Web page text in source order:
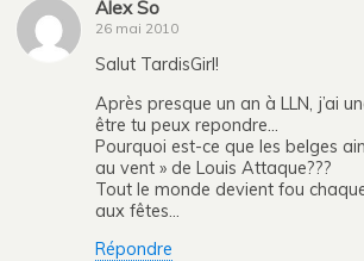
Alex So
26 mai 2010
Salut TardisGirl!
Après presque un an à LLN, j’ai
être tu peux repondre…
Pourquoi est-ce que les belges
au vent » de Louis Attaque???
Tout le monde devient fou
aux fêtes…
Répondre